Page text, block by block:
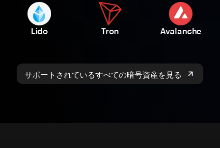
Lido Tron Avalanche
サポートされているすべての暗号資産を見る